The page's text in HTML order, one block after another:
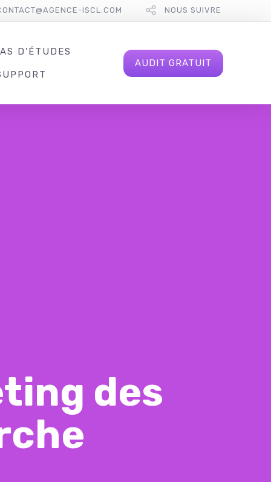
ISCL.COM NOUS SUIVRE
D’ÉTUDES
AUDIT GRATUIT
des